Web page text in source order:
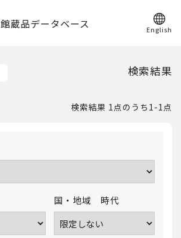
館蔵品データベース English
検索結果
検索結果 1点のうち1-1点
国・地域 時代